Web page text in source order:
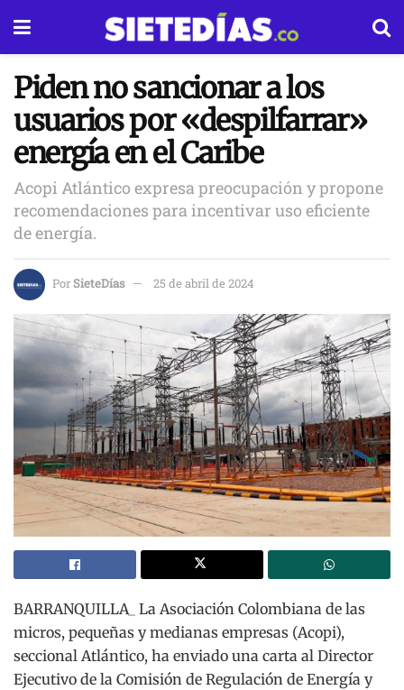
Piden no sancionar a los
usuarios por «despilfarrar»
energía en el Caribe
Acopi Atlántico expresa preocupación y propone
recomendaciones para incentivar uso eficiente
de energía.
PorSieteDías 25 de abril de 2024
BARRANQUILLA_ La Asociación Colombiana de las
micros, pequeñas y medianas empresas (Acopi),
seccional Atlántico, ha enviado una carta al Director
Ejecutivo de la Comisión de Regulación de Energía y